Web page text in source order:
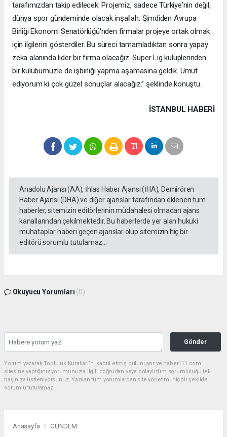
tarafımızdan takip edilecek. Projemiz, sadece Türkiye'nin değil,
dünya spor gündeminde olacak inşallah. Şimdiden Avrupa
Birliği Ekonomi Senatörlüğü'nden firmalar projeye ortak olmak
için ilgilerini gösterdiler. Bu süreci tamamladıktan sonra yapay
zeka alanında lider bir firma olacağız. Süper Lig kulüplerinden
bir kulübümüzle de işbirliği yapma aşamasına geldik. Umut
ediyorum ki çok güzel sonuçlar alacağız.” şeklinde konuştu.
İSTANBUL HABERİ
Anadolu Ajansı (AA), İhlas Haber Ajansı (İHA), Demirören
Haber Ajansı (DHA) ve diğer ajanslar tarafından eklenen tüm
haberler, sitemizin editörlerinin müdahalesi olmadan ajans
kanallarından çekilmektedir. Bu haberlerde yer alan hukuki
muhataplar haberi geçen ajanslar olup sitemizin hiç bir
editörü sorumlu tutulamaz...
Okuyucu Yorumları (0)
Gönder
Yorum yazarak Topluluk Kuralları’nı kabul etmiş bulunuyor ve haber111.com
sitesine yaptığınız yorumunuzla ilgili doğrudan veya dolaylı tüm sorumluluğu tek
başınıza üstleniyorsunuz. Yazılan tüm yorumlardan site yönetimi hiçbir şekilde
sorumlu tutulamaz.
Anasayfa GÜNDEM